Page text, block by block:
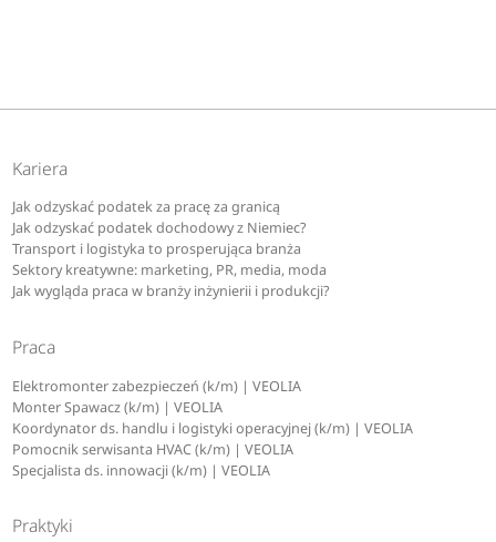
Kariera
Jak odzyskać podatek za pracę za granicą
Jak odzyskać podatek dochodowy z Niemiec?
Transport i logistyka to prosperująca branża
Sektory kreatywne: marketing, PR, media, moda
Jak wygląda praca w branży inżynierii i produkcji?
Praca
Elektromonter zabezpieczeń (k/m) | VEOLIA
Monter Spawacz (k/m) | VEOLIA
Koordynator ds. handlu i logistyki operacyjnej (k/m) | VEOLIA
Pomocnik serwisanta HVAC (k/m) | VEOLIA
Specjalista ds. innowacji (k/m) | VEOLIA
Praktyki